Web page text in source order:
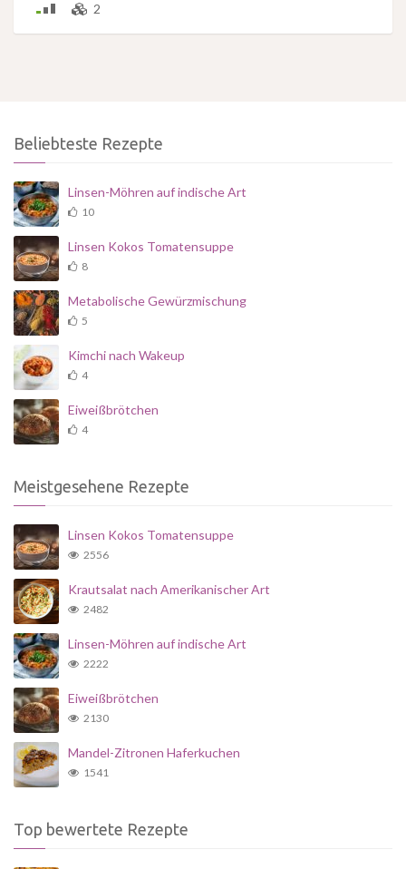
2
Beliebteste Rezepte
Linsen-Möhren auf indische Art
10
Linsen Kokos Tomatensuppe
8
Metabolische Gewürzmischung
5
Kimchi nach Wakeup
4
Eiweißbrötchen
4
Meistgesehene Rezepte
Linsen Kokos Tomatensuppe
2556
Krautsalat nach Amerikanischer Art
2482
Linsen-Möhren auf indische Art
2222
Eiweißbrötchen
2130
Mandel-Zitronen Haferkuchen
1541
Top bewertete Rezepte